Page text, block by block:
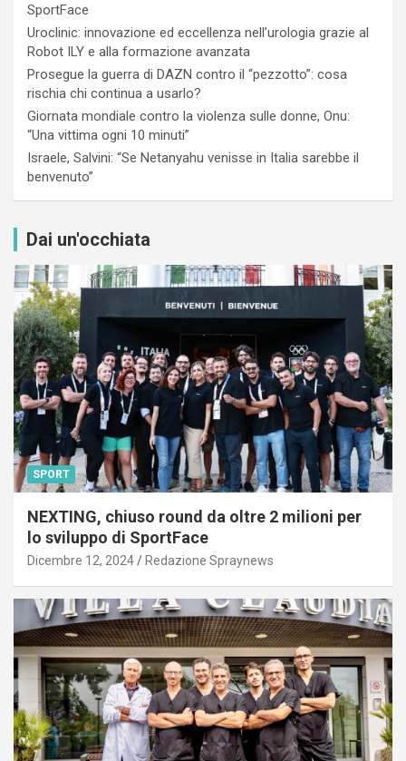
SportFace
Uroclinic: innovazione ed eccellenza nell’urologia grazie al
Robot ILY e alla formazione avanzata
Prosegue la guerra di DAZN contro il “pezzotto”: cosa
rischia chi continua a usarlo?
Giornata mondiale contro la violenza sulle donne, Onu:
“Una vittima ogni 10 minuti”
Israele, Salvini: “Se Netanyahu venisse in Italia sarebbe il
benvenuto”
Dai un'occhiata
SPORT
NEXTING, chiuso round da oltre 2 milioni per
lo sviluppo di SportFace
Dicembre 12, 2024 Redazione Spraynews